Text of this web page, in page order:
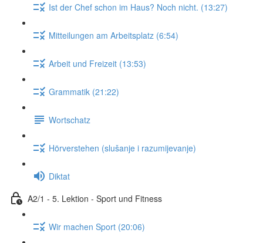
Ist der Chef schon im Haus? Noch nicht. (13:27)
Mitteilungen am Arbeitsplatz (6:54)
Arbeit und Freizeit (13:53)
Grammatik (21:22)
Wortschatz
Hörverstehen (slušanje i razumijevanje)
Diktat
A2/1 - 5. Lektion - Sport und Fitness
Wir machen Sport (20:06)